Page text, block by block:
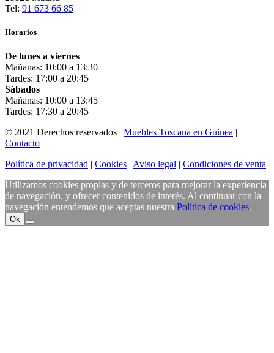
Tel: 91 673 66 85
Horarios
De lunes a viernes
Mañanas: 10:00 a 13:30
Tardes: 17:00 a 20:45
Sábados
Mañanas: 10:00 a 13:45
Tardes: 17:30 a 20:45
© 2021 Derechos reservados | Muebles Toscana en Guinea |
Contacto
Política de privacidad | Cookies | Aviso legal | Condiciones de venta
Utilizamos cookies propias y de terceros para mejorar la experiencia
de navegación, y ofrecer contenidos de interés. Al continuar con la
navegación entendemos que aceptas nuestra Política de cookies.
Ok